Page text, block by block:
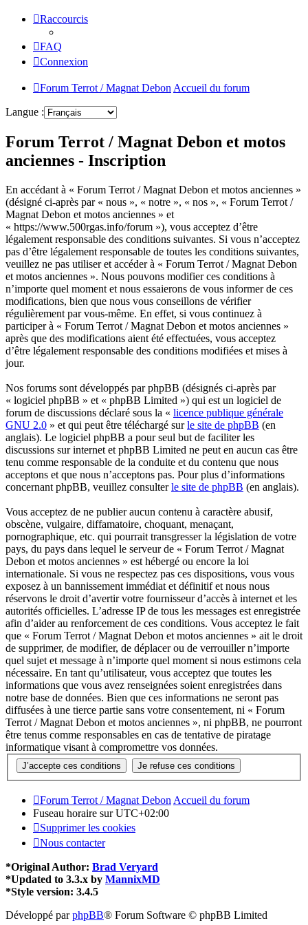
Raccourcis
FAQ
Connexion
Forum Terrot / Magnat Debon Accueil du forum
Langue :
Forum Terrot / Magnat Debon et motos
anciennes - Inscription
En accédant à « Forum Terrot / Magnat Debon et motos anciennes »
(désigné ci-après par « nous », « notre », « nos », « Forum Terrot /
Magnat Debon et motos anciennes » et
« https://www.500rgas.info/forum »), vous acceptez d’être
légalement responsable des conditions suivantes. Si vous n’acceptez
pas d’être légalement responsable de toutes les conditions suivantes,
veuillez ne pas utiliser et accéder à « Forum Terrot / Magnat Debon
et motos anciennes ». Nous pouvons modifier ces conditions à
n’importe quel moment et nous essaierons de vous informer de ces
modifications, bien que nous vous conseillons de vérifier
régulièrement par vous-même. En effet, si vous continuez à
participer à « Forum Terrot / Magnat Debon et motos anciennes »
après que des modifications aient été effectuées, vous acceptez
d’être légalement responsable des conditions modifiées et mises à
jour.
Nos forums sont développés par phpBB (désignés ci-après par
« logiciel phpBB » et « phpBB Limited ») qui est un logiciel de
forum de discussions déclaré sous la « licence publique générale
GNU 2.0 » et qui peut être téléchargé surle site de phpBB (en
anglais). Le logiciel phpBB a pour seul but de faciliter les
discussions sur internet et phpBB Limited ne peut en aucun cas être
tenu comme responsable de la conduite et du contenu que nous
acceptons et que nous n’acceptons pas. Pour plus d’informations
concernant phpBB, veuillez consulterle site de phpBB (en anglais).
Vous acceptez de ne publier aucun contenu à caractère abusif,
obscène, vulgaire, diffamatoire, choquant, menaçant,
pornographique, etc. qui pourrait transgresser la législation de votre
pays, du pays dans lequel le serveur de « Forum Terrot / Magnat
Debon et motos anciennes » est hébergé ou encore la loi
internationale. Si vous ne respectez pas ces dispositions, vous vous
exposez à un bannissement immédiat et définitif et nous nous
réservons le droit d’avertir votre fournisseur d’accès à internet et les
autorités officielles. L’adresse IP de tous les messages est enregistrée
afin d’aider au renforcement de ces conditions. Vous acceptez le fait
que « Forum Terrot / Magnat Debon et motos anciennes » ait le droit
de supprimer, de modifier, de déplacer ou de verrouiller n’importe
quel sujet et message à n’importe quel moment si nous estimons cela
nécessaire. En tant qu’utilisateur, vous acceptez que toutes les
informations que vous avez renseignées soient enregistrées dans
notre base de données. Bien que ces informations ne seront pas
diffusées à une tierce partie sans votre consentement, ni « Forum
Terrot / Magnat Debon et motos anciennes », ni phpBB, ne pourront
être tenus comme responsables en cas de tentative de piratage
informatique visant à compromettre vos données.
Forum Terrot / Magnat DebonAccueil du forum
Fuseau horaire surUTC+02:00
Supprimer les cookies
Nous contacter
*Original Author: Brad Veryard
*Updated to 3.3.x by MannixMD
*Style version: 3.4.5
Développé parphpBB® Forum Software © phpBB Limited